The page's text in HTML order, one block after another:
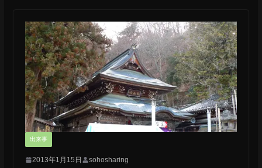
出来事
2013年1月15日 sohosharing